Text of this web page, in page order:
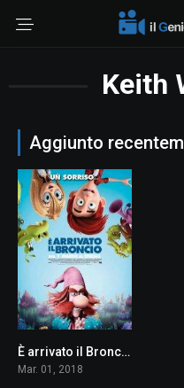
Keith
Aggiunto
4.9È arrivato il Broncio
Mar. 01, 2018